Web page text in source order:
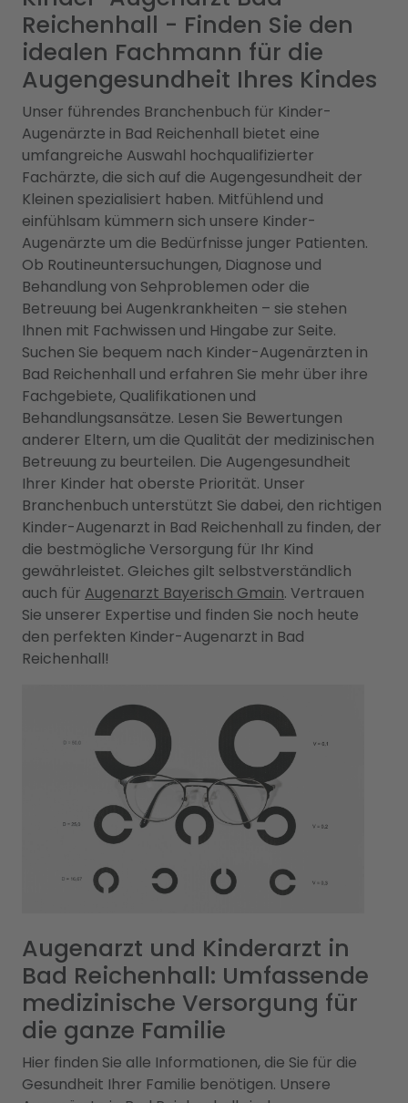
Reichenhall - Finden Sie den
idealen Fachmann für die
Augengesundheit Ihres Kindes
Unser führendes Branchenbuch für Kinder-
Augenärzte in Bad Reichenhall bietet eine
umfangreiche Auswahl hochqualifizierter
Fachärzte, die sich auf die Augengesundheit der
Kleinen spezialisiert haben. Mitfühlend und
einfühlsam kümmern sich unsere Kinder-
Augenärzte um die Bedürfnisse junger Patienten.
Ob Routineuntersuchungen, Diagnose und
Behandlung von Sehproblemen oder die
Betreuung bei Augenkrankheiten – sie stehen
Ihnen mit Fachwissen und Hingabe zur Seite.
Suchen Sie bequem nach Kinder-Augenärzten in
Bad Reichenhall und erfahren Sie mehr über ihre
Fachgebiete, Qualifikationen und
Behandlungsansätze. Lesen Sie Bewertungen
anderer Eltern, um die Qualität der medizinischen
Betreuung zu beurteilen. Die Augengesundheit
Ihrer Kinder hat oberste Priorität. Unser
Branchenbuch unterstützt Sie dabei, den richtigen
Kinder-Augenarzt in Bad Reichenhall zu finden, der
die bestmögliche Versorgung für Ihr Kind
gewährleistet. Gleiches gilt selbstverständlich
auch für Augenarzt Bayerisch Gmain. Vertrauen
Sie unserer Expertise und finden Sie noch heute
den perfekten Kinder-Augenarzt in Bad
Reichenhall!
Augenarzt und Kinderarzt in
Bad Reichenhall: Umfassende
medizinische Versorgung für
die ganze Familie
Hier finden Sie alle Informationen, die Sie für die
Gesundheit Ihrer Familie benötigen. Unsere